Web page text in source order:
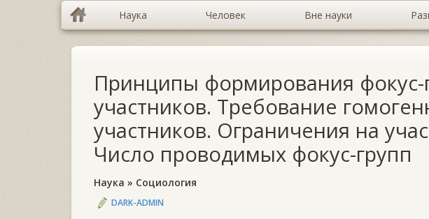
Наука Человек Вне науки
Принципы формирования фокус-
участников. Требование
участников. Ограничения на
Число проводимых фокус-групп
Наука » Социология
DARK-ADMIN